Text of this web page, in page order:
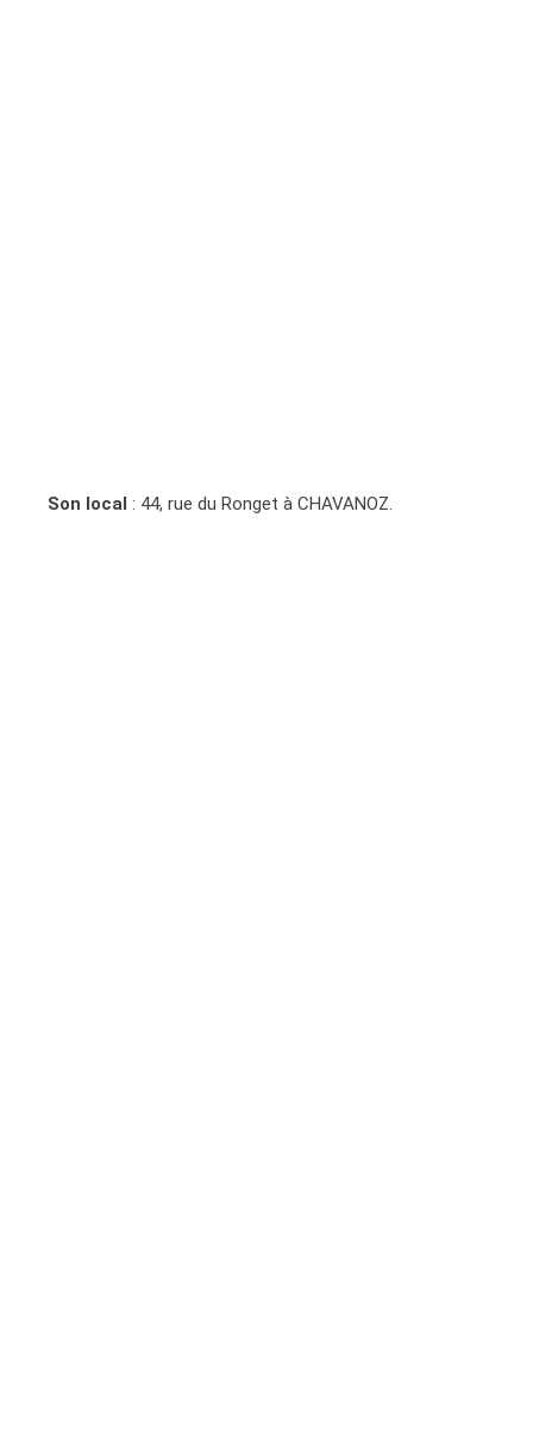
Son local : 44, rue du Ronget à CHAVANOZ.